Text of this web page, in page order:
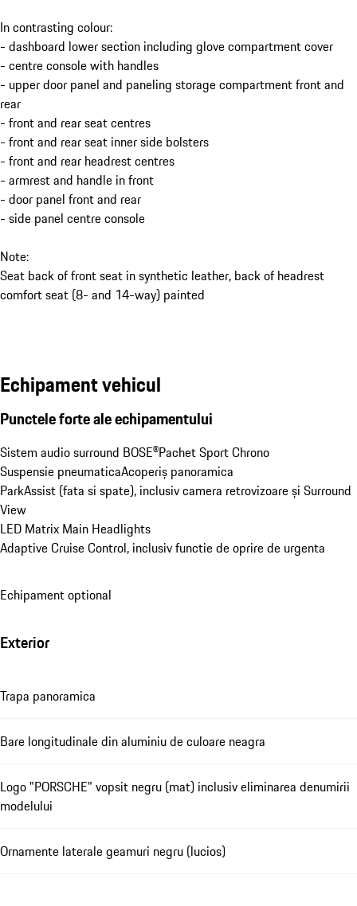
In contrasting colour:
- dashboard lower section including glove compartment cover
- centre console with handles
- upper door panel and paneling storage compartment front and
rear
- front and rear seat centres
- front and rear seat inner side bolsters
- front and rear headrest centres
- armrest and handle in front
- door panel front and rear
- side panel centre console
Note:
Seat back of front seat in synthetic leather, back of headrest
comfort seat (8- and 14-way) painted
Echipament vehicul
Punctele forte ale echipamentului
Sistem audio surround BOSE®Pachet Sport Chrono
Suspensie pneumaticaAcoperiș panoramica
ParkAssist (fata si spate), inclusiv camera retrovizoare și Surround
View
LED Matrix Main Headlights
Adaptive Cruise Control, inclusiv functie de oprire de urgenta
Echipament optional
Exterior
Trapa panoramica
Bare longitudinale din aluminiu de culoare neagra
Logo "PORSCHE" vopsit negru (mat) inclusiv eliminarea denumirii
modelului
Ornamente laterale geamuri negru (lucios)